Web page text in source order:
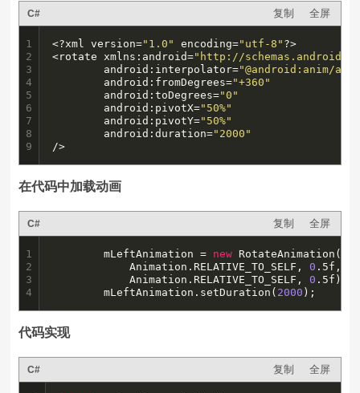
C# 复制 全屏
1
2
3
4
5
6
7
8
9
<?xml version="1.0" encoding="utf-8" ?>
<rotate xmlns:android="http://
        android:interpolator=
"@android:anim/
        android:fromDegrees=
"+360"
        android:toDegrees=
"0"
        android:pivotX=
"50%"
        android:pivotY=
"50%"
        android:duration=
"2000"
/>
在代码中加载动画
C# 复制 全屏
1
2
3
4
		mLeftAnimation =
new RotateAnimation(
			Animation.RELATIVE_TO_SELF,
0 .5f,
			Animation.RELATIVE_TO_SELF,
0 .5f);
		mLeftAnimation.setDuration(
2000 );
代码实现
C# 复制 全屏